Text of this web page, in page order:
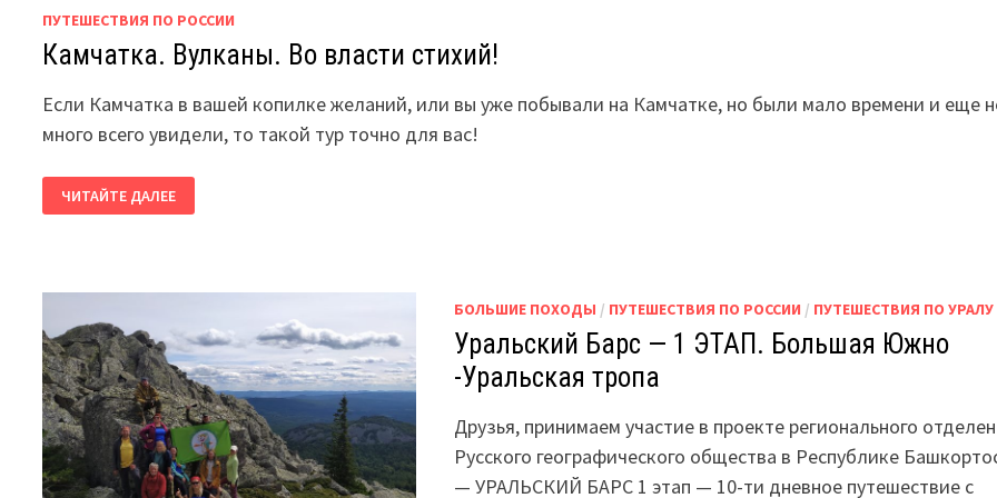
ПУТЕШЕСТВИЯ ПО РОССИИ
Камчатка. Вулканы. Во власти стихий!
Если Камчатка в вашей копилке желаний, или вы уже побывали на Камчатке, но были мало времени и еще
много всего увидели, то такой тур точно для вас!
КАМЧАТКА.
ВУЛКАНЫ.
ВО
ЧИТАЙТЕ ДАЛЕЕ
БОЛЬШИЕ ПОХОДЫ / ПУТЕШЕСТВИЯ ПО РОССИИ / ПУТЕШЕСТВИЯ ПО УРАЛУ
Уральский Барс — 1 ЭТАП. Большая Южно
-Уральская тропа
Друзья, принимаем участие в проекте регионального
Русского географического общества в Республике
— УРАЛЬСКИЙ БАРС 1 этап — 10-ти дневное путешествие с